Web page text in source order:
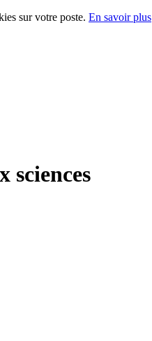
sur votre poste. En savoir plus
sciences